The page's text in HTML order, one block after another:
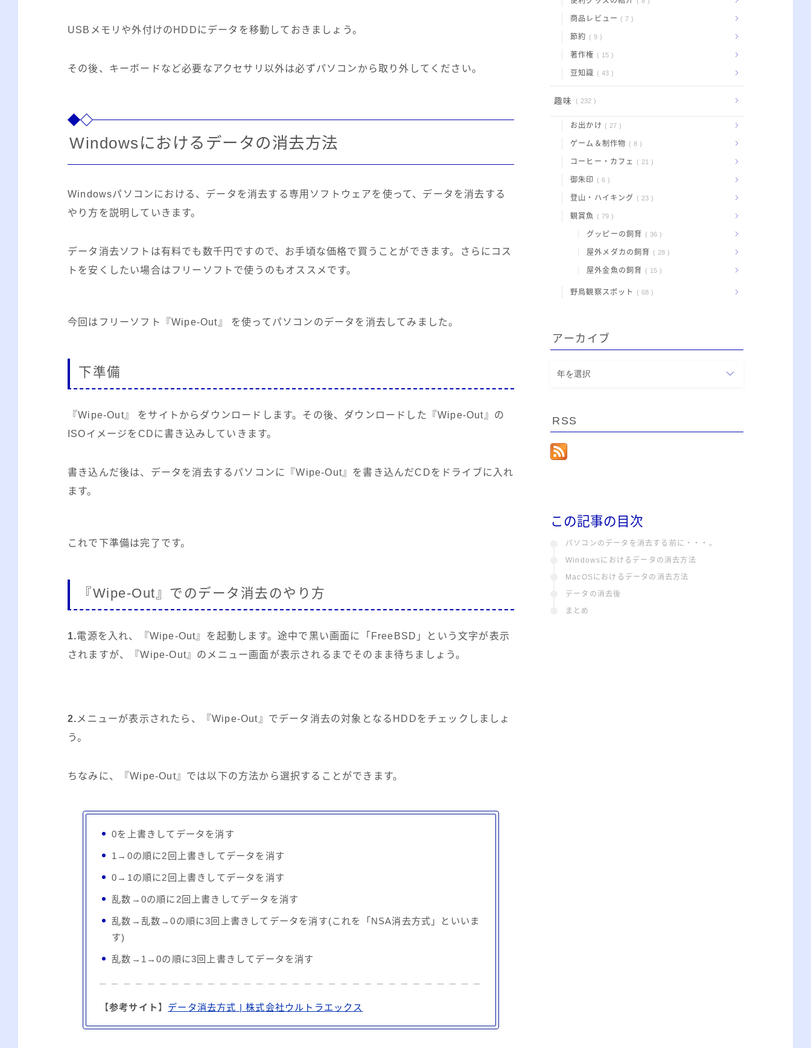
USBメモリや外付けのHDDにデータを移動しておきましょう。
その後、キーボードなど必要なアクセサリ以外は必ずパソコンから取り外してください。
Windowsにおけるデータの消去方法
Windowsパソコンにおける、データを消去する専用ソフトウェアを使って、データを消去する
やり方を説明していきます。
データ消去ソフトは有料でも数千円ですので、お手頃な価格で買うことができます。さらにコス
トを安くしたい場合はフリーソフトで使うのもオススメです。
今回はフリーソフト『Wipe-Out』 を使ってパソコンのデータを消去してみました。
下準備
『Wipe-Out』 をサイトからダウンロードします。その後、ダウンロードした『Wipe-Out』の
ISOイメージをCDに書き込みしていきます。
書き込んだ後は、データを消去するパソコンに『Wipe-Out』を書き込んだCDをドライブに入れ
ます。
これで下準備は完了です。
『Wipe-Out』でのデータ消去のやり方
1.電源を入れ、『Wipe-Out』を起動します。途中で黒い画面に「FreeBSD」という文字が表示
されますが、『Wipe-Out』のメニュー画面が表示されるまでそのまま待ちましょう。
2. メニューが表示されたら、『Wipe-Out』でデータ消去の対象となるHDDをチェックしましょ
う。
ちなみに、『Wipe-Out』では以下の方法から選択することができます。
0を上書きしてデータを消す
1→0の順に2回上書きしてデータを消す
0→1の順に2回上書きしてデータを消す
乱数→0の順に2回上書きしてデータを消す
乱数→乱数→0の順に3回上書きしてデータを消す(これを「NSA消去方式」といいま
す)
乱数→1→0の順に3回上書きしてデータを消す
【参考サイト 】 データ消去方式 | 株式会社ウルトラエックス
商品レビュー 7
節約 9
著作権 15
豆知識 43
趣味 232
お出かけ 27
ゲーム＆制作物 8
コーヒー・カフェ 21
御朱印 6
登山・ハイキング 23
観賞魚 79
グッピーの飼育 36
屋外メダカの飼育 28
屋外金魚の飼育 15
野鳥観察スポット 68
アーカイブ
ア
ブ
RSS
この記事の目次
パソコンのデータを消去する前に・・・。
Windowsにおけるデータの消去方法
MacOSにおけるデータの消去方法
データの消去後
まとめ